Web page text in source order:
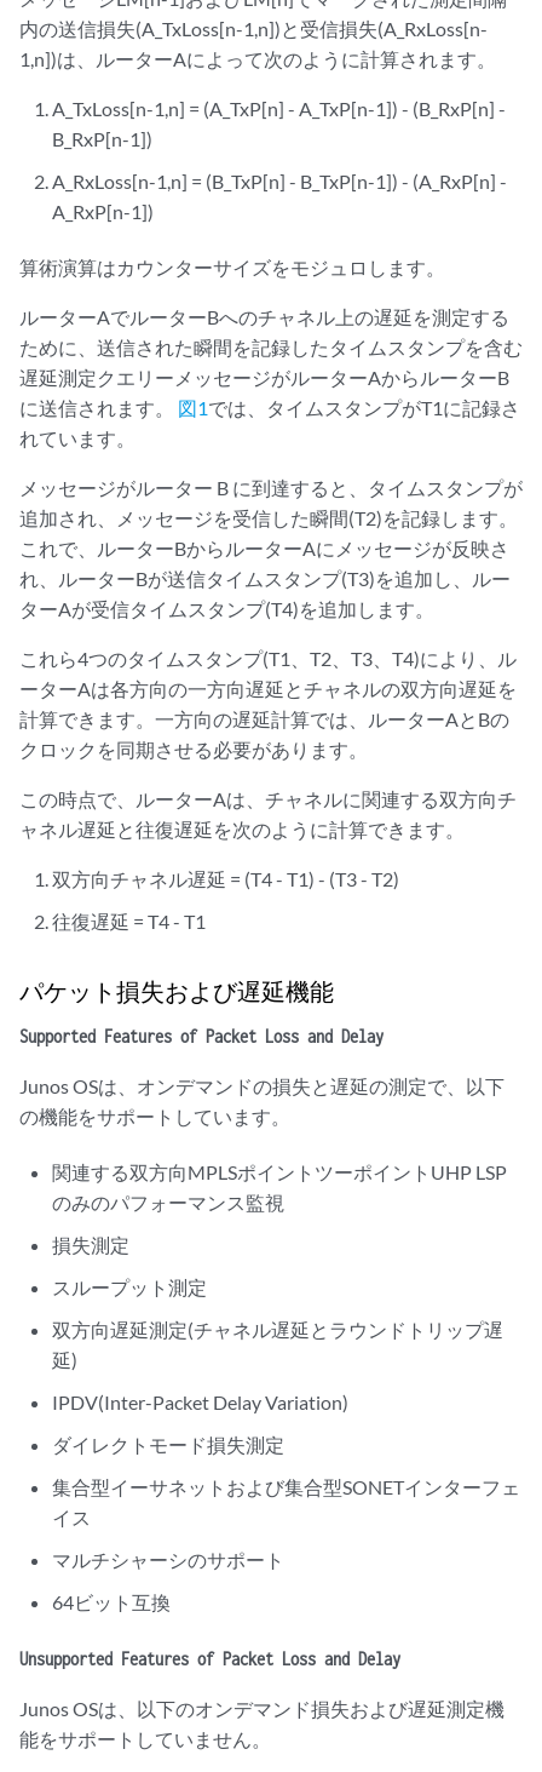
内の送信損失(A_TxLoss[n-1,n])と受信損失(A_RxLoss[n-
1,n])は、ルーターAによって次のように計算されます。
A_TxLoss[n-1,n] = (A_TxP[n] - A_TxP[n-1]) - (B_RxP[n] -
B_RxP[n-1])
A_RxLoss[n-1,n] = (B_TxP[n] - B_TxP[n-1]) - (A_RxP[n] -
A_RxP[n-1])
算術演算はカウンターサイズをモジュロします。
ルーターAでルーターBへのチャネル上の遅延を測定する
ために、送信された瞬間を記録したタイムスタンプを含む
遅延測定クエリーメッセージがルーターAからルーターB
に送信されます。 図1では、タイムスタンプがT1に記録さ
れています。
メッセージがルーター B に到達すると、タイムスタンプが
追加され、メッセージを受信した瞬間(T2)を記録します。
これで、ルーターBからルーターAにメッセージが反映さ
れ、ルーターBが送信タイムスタンプ(T3)を追加し、ルー
ターAが受信タイムスタンプ(T4)を追加します。
これら4つのタイムスタンプ(T1、T2、T3、T4)により、ル
ーターAは各方向の一方向遅延とチャネルの双方向遅延を
計算できます。一方向の遅延計算では、ルーターAとBの
クロックを同期させる必要があります。
この時点で、ルーターAは、チャネルに関連する双方向チ
ャネル遅延と往復遅延を次のように計算できます。
双方向チャネル遅延 = (T4 - T1) - (T3 - T2)
往復遅延 = T4 - T1
パケット損失および遅延機能
Supported Features of Packet Loss and Delay
Junos OSは、オンデマンドの損失と遅延の測定で、以下
の機能をサポートしています。
関連する双方向MPLSポイントツーポイントUHP LSP
のみのパフォーマンス監視
損失測定
スループット測定
双方向遅延測定(チャネル遅延とラウンドトリップ遅
延)
IPDV(Inter-Packet Delay Variation)
ダイレクトモード損失測定
集合型イーサネットおよび集合型SONETインターフェ
イス
マルチシャーシのサポート
64ビット互換
Unsupported Features of Packet Loss and Delay
Junos OSは、以下のオンデマンド損失および遅延測定機
能をサポートしていません。